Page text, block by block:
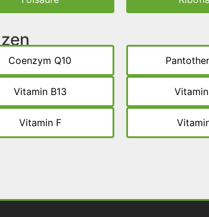
Coenzym Q10
Vitamin B13
Vitamin F